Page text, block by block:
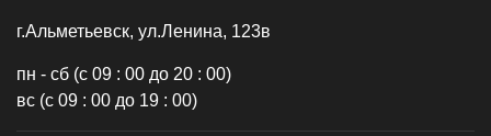
г.Альметьевск, ул.Ленина, 123в
пн - сб (с 09 : 00 до 20 : 00)
вс (с 09 : 00 до 19 : 00)